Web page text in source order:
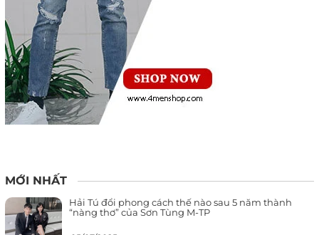
MỚI NHẤT
Hải Tú đổi phong cách thế nào sau 5 năm thành
“nàng thơ” của Sơn Tùng M-TP